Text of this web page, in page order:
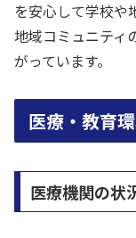
を安心して学校や
地域コミュニティ
がっています。
医療・教育
医療機関の状